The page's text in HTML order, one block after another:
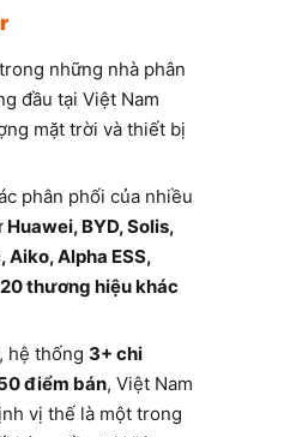
những nhà phân
đầu tại Việt Nam
mặt trời và thiết bị
phân phối của nhiều
Huawei, BYD, Solis,
Alpha ESS,
20 thương hiệu khác
, hệ thống 3+ chi
điểm bán, Việt Nam
vị thế là một trong